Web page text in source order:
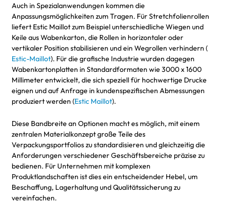
Auch in Spezialanwendungen kommen die
Anpassungsmöglichkeiten zum Tragen. Für Stretchfolienrollen
liefert Estic Maillot zum Beispiel unterschiedliche Wiegen und
Keile aus Wabenkarton, die Rollen in horizontaler oder
vertikaler Position stabilisieren und ein Wegrollen verhindern (
Estic-Maillot). Für die grafische Industrie wurden dagegen
Wabenkartonplatten in Standardformaten wie 3000 x 1600
Millimeter entwickelt, die sich speziell für hochwertige Drucke
eignen und auf Anfrage in kundenspezifischen Abmessungen
produziert werden (Estic Maillot).
Diese Bandbreite an Optionen macht es möglich, mit einem
zentralen Materialkonzept große Teile des
Verpackungsportfolios zu standardisieren und gleichzeitig die
Anforderungen verschiedener Geschäftsbereiche präzise zu
bedienen. Für Unternehmen mit komplexen
Produktlandschaften ist dies ein entscheidender Hebel, um
Beschaffung, Lagerhaltung und Qualitätssicherung zu
vereinfachen.